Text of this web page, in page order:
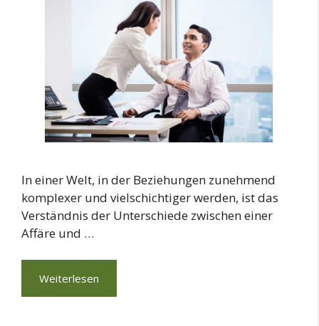
In einer Welt, in der Beziehungen zunehmend
komplexer und vielschichtiger werden, ist das
Verständnis der Unterschiede zwischen einer
Affäre und …
Weiterlesen